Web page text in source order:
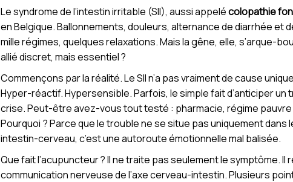
Le syndrome de l’intestin irritable (SII), aussi appelécolopathie
en Belgique. Ballonnements, douleurs, alternance de diarrhée et
mille régimes, quelques relaxations. Mais la gêne, elle, s’arque-
allié discret, mais essentiel ?
Commençons par la réalité. Le SII n’a pas vraiment de cause
Hyper-réactif. Hypersensible. Parfois, le simple fait d’anticiper
crise. Peut-être avez-vous tout testé : pharmacie, régime
Pourquoi ? Parce que le trouble ne se situe pas uniquement dans
intestin-cerveau, c’est une autoroute émotionnelle mal balisée.
Que fait l’acupuncteur ? Il ne traite pas seulement le symptôme.
communication nerveuse de l’axe cerveau-intestin. Plusieurs